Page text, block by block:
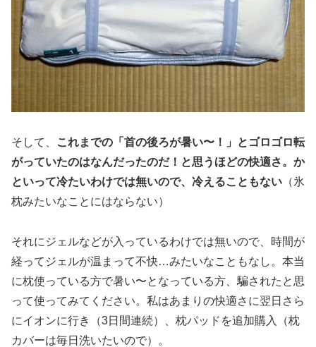
そして、
これまでの「首の後ろが暑い〜！」とゴロゴロ転
がっていたのはなんだったのだ！と思うほどの快適さ。か
といって冷たいわけでは無いので、冷えることもない （氷
枕みたいなことにはならない）
それにジェルなどが入っているわけでは無いので、時間が
経ってジェルが温まって不快…みたいなこともなし。本当
に枕使っている方で暑い〜となっている方、騙されたと思
って使ってみてください。私はあまりの快適さに翌日さら
にイオンに行き（3日間連続）、枕パッドを追加購入（枕
カバーは毎日洗いたいので）。